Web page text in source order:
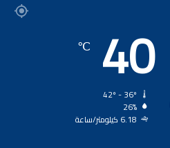
40
℃
26%
6.18 كيلومتر/ساعة